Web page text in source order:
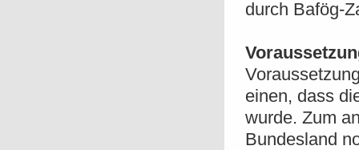
durch Bafög-
einen, dass
wurde. Zum
Bundesland